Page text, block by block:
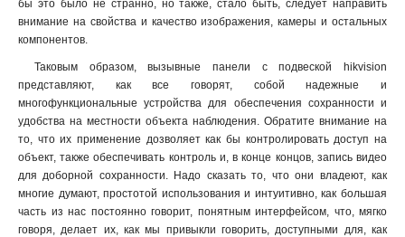
бы это было не странно, но также, стало быть, следует направить
внимание на свойства и качество изображения, камеры и остальных
компонентов.
Таковым образом, вызывные панели с подвеской hikvision
представляют, как все говорят, собой надежные и
многофункциональные устройства для обеспечения сохранности и
удобства на местности объекта наблюдения. Обратите внимание на
то, что их применение дозволяет как бы контролировать доступ на
объект, также обеспечивать контроль и, в конце концов, запись видео
для доборной сохранности. Надо сказать то, что они владеют, как
многие думают, простотой использования и интуитивно, как большая
часть из нас постоянно говорит, понятным интерфейсом, что, мягко
говоря, делает их, как мы привыкли говорить, доступными для, как